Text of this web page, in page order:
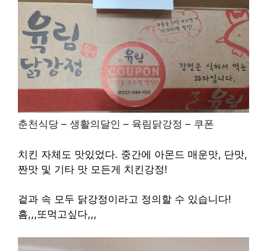
춘천식당 – 생활의달인 – 육림닭강정 – 쿠폰
치킨 자체도 맛있었다. 중간에 아몬드 매운맛, 단맛,
짠맛 및 기타 맛 모든게 치킨강정!
겉과 속 모두 닭강정이라고 정의할 수 있습니다!
흠,,,또먹고싶다,,,